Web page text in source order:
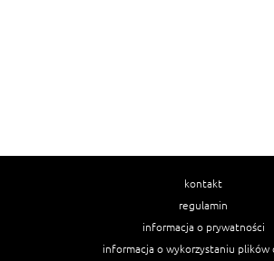
kontakt
regulamin
informacja o prywatności
informacja o wykorzystaniu plików